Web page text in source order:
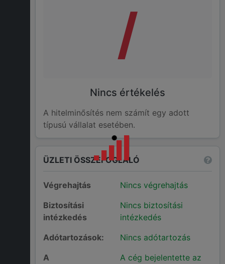
/
Nincs értékelés
A hitelminősítés nem számít egy adott
típusú vállalat esetében.
ÜZLETI ÖSSZEFOGLALÓ
Végrehajtás
Nincs végrehajtás
Biztosítási
intézkedés
Nincs biztosítási
intézkedés
Adótartozások:
Nincs adótartozás
A
A cég bejelentette az